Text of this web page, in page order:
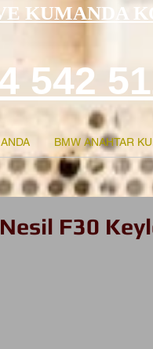
KUMANDA
542
BMW ANAHTAR
F30